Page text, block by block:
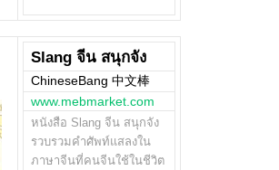
Slang จีน สนุกจัง
ChineseBang 中文棒
www.mebmarket.com
หนังสือ Slang จีน สนุกจัง
รวบรวมคำศัพท์แสลงใน
ภาษาจีนที่คนจีนใช้ในชีวิต